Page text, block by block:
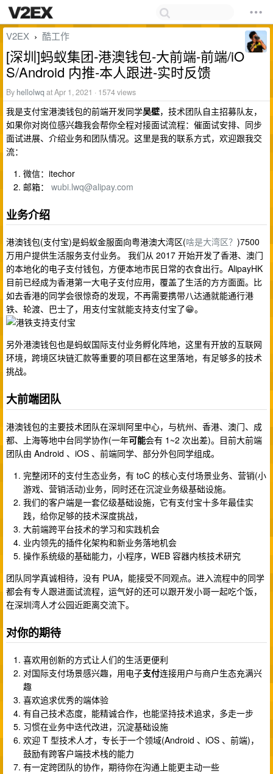
V2EX › 酷工作
[深圳]蚂蚁集团-港澳钱包-大前端-前端/iO
S/Android 内推-本人跟进-实时反馈
By hellolwq at Apr 1, 2021 · 1574 views
我是支付宝港澳钱包的前端开发同学吴壁，技术团队自主招募队友，
如果你对岗位感兴趣我会帮你全程对接面试流程：催面试安排、同步
面试进展、介绍业务和团队情况。这里是我的联系方式，欢迎跟我交
流：
微信：itechor
邮箱： wubi.lwq@alipay.com
业务介绍
港澳钱包(支付宝)是蚂蚁金服面向粤港澳大湾区(啥是大湾区？ )7500
万用户提供生活服务支付业务。 我们从 2017 开始开发了香港、澳门
的本地化的电子支付钱包，方便本地市民日常的衣食出行。AlipayHK
目前已经成为香港第一大电子支付应用，覆盖了生活的方方面面。比
如去香港的同学会很惊奇的发现，不再需要携带八达通就能通行港
铁、轮渡、巴士了，用支付宝就能支持支付宝了😁。
另外港澳钱包也是蚂蚁国际支付业务孵化阵地，这里有开放的互联网
环境，跨境区块链汇款等重要的项目都在这里落地，有足够多的技术
挑战。
大前端团队
港澳钱包的主要技术团队在深圳阿里中心，与杭州、香港、澳门、成
都、上海等地中台同学协作(一年可能会有 1~2 次出差)。目前大前端
团队由 Android 、iOS 、前端同学、部分外包同学组成。
完整闭环的支付生态业务，有 toC 的核心支付场景业务、营销(小
游戏、营销活动)业务，同时还在沉淀业务级基础设施。
我们的客户端是一套亿级基础设施，它有支付宝十多年最佳实
践，给你足够的技术深度挑战，
大前端跨平台技术的学习和实践机会
业内领先的插件化架构和新业务落地机会
操作系统级的基础能力，小程序，WEB 容器内核技术研究
团队同学真诚相待，没有 PUA，能接受不同观点。进入流程中的同学
都会有专人跟进面试流程，运气好的还可以跟开发小哥一起吃个饭，
在深圳湾人才公园近距离交流下。
对你的期待
喜欢用创新的方式让人们的生活更便利
对国际支付场景感兴趣，用电子支付连接用户与商户生态充满兴
趣
喜欢追求优秀的端体验
有自己技术态度，能精诚合作，也能坚持技术追求，多走一步
习惯在业务中迭代改进，沉淀基础设施
欢迎 T 型技术人才，专长于一个领域(Android 、iOS 、前端)，
鼓励有跨客户端技术栈的能力
有一定跨团队的协作，期待你在沟通上能更主动一些